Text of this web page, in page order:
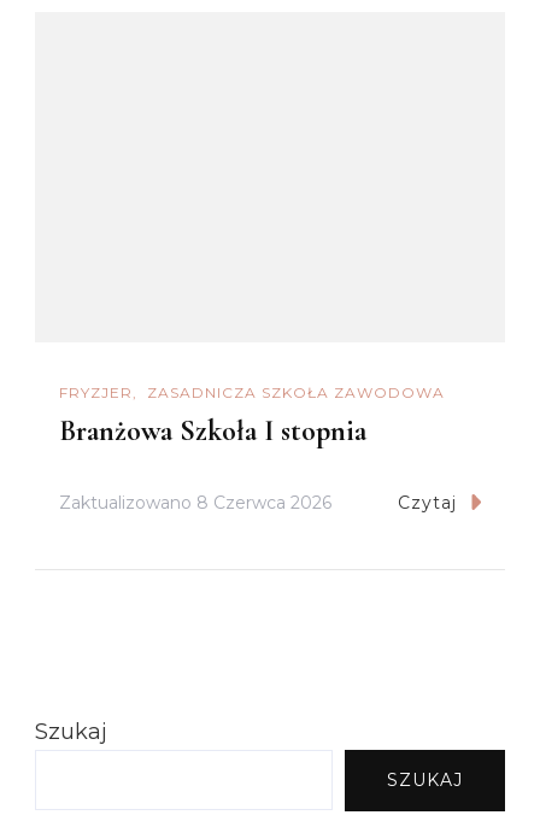
FRYZJER ZASADNICZA SZKOŁA ZAWODOWA
Branżowa Szkoła I stopnia
Zaktualizowano 8 Czerwca 2026 Czytaj
Szukaj
SZUKAJ